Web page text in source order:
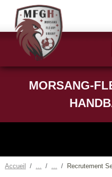
MORSANG-
Accueil Recrutement
Panneau de gestion des cookies